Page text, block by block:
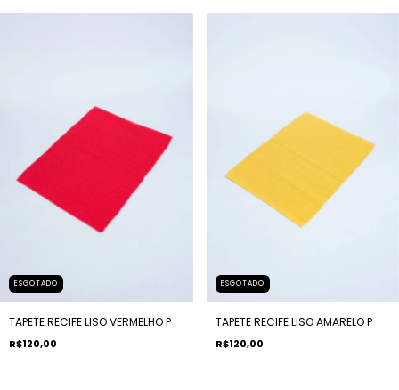
ESGOTADO
TAPETE RECIFE LISO VERMELHO P
R$120,00
ESGOTADO
TAPETE RECIFE LISO AMARELO P
R$120,00